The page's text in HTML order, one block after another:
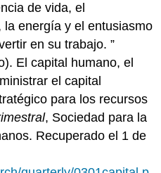
de vida, el
energía y el entusiasmo
en su trabajo. ”
El capital humano, el
el capital
para los recursos
, Sociedad para la
Recuperado el 1 de